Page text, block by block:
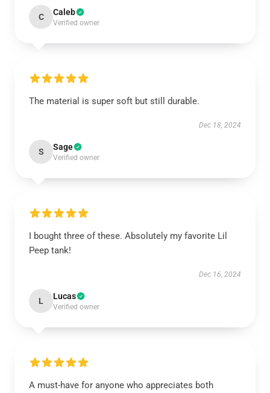
C Caleb
Verified owner
The material is super soft but still durable.
Dec 18, 2024
S Sage
Verified owner
I bought three of these. Absolutely my favorite Lil
Peep tank!
Dec 16, 2024
L Lucas
Verified owner
A must-have for anyone who appreciates both